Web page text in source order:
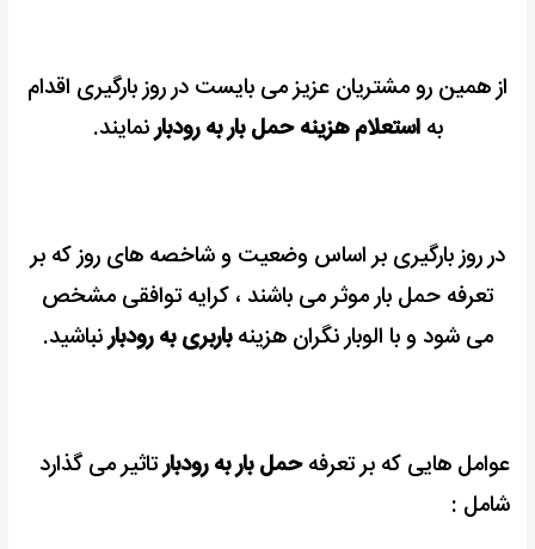
از همین رو مشتریان عزیز می بايست در روز بارگیری اقدام
بهاستعلام هزینه حمل بار به رودبارنمایند.
در روز بارگیری بر اساس وضعیت و شاخصه های روز که بر
تعرفه حمل بار موثر می باشند ، کرایه توافقی مشخص
می شود و با الوبار نگران هزینهباربری به رودبارنباشید.
عوامل هایی که بر تعرفهحمل بار به رودبارتاثیر می گذارد
شامل :